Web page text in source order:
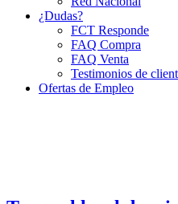
¿Dudas?
FCT Responde
FAQ Compra
FAQ Venta
Testimonios de
Ofertas de Empleo